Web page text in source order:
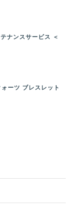
ナンスサービス ＜
ーツ ブレスレット